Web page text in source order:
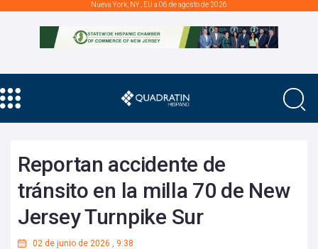
Nueva York, NY., EU a 06 de agosto de 2026
Reportan accidente de
tránsito en la milla 70 de New
Jersey Turnpike Sur
02 de junio de 2026 , 9:38